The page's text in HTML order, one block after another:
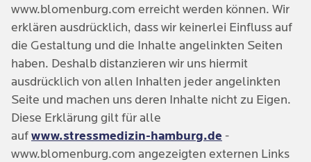
www.blomenburg.com erreicht werden können. Wir
erklären ausdrücklich, dass wir keinerlei Einfluss auf
die Gestaltung und die Inhalte angelinkten Seiten
haben. Deshalb distanzieren wir uns hiermit
ausdrücklich von allen Inhalten jeder angelinkten
Seite und machen uns deren Inhalte nicht zu Eigen.
Diese Erklärung gilt für alle
aufwww.stressmedizin-hamburg.de -
www.blomenburg.com angezeigten externen Links